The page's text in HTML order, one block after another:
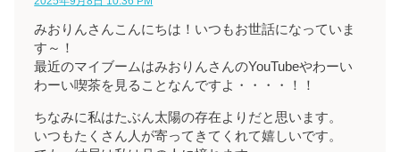
みおりんさんこんにちは！いつもお世話になっていま
す～！
最近のマイブームはみおりんさんのYouTubeやわーい
わーい喫茶を見ることなんですよ・・・・！！
ちなみに私はたぶん太陽の存在よりだと思います。
いつもたくさん人が寄ってきてくれて嬉しいです。